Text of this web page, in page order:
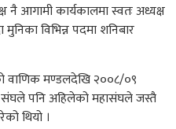
नै आगामी कार्यकालमा स्वतः अध्यक्ष
विभिन्न पदमा शनिबार
वाणिक मण्डलदेखि २००८/०९
पनि अहिलेको महासंघले जस्तै
थियो ।